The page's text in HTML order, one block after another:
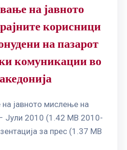
на јавното
корисници
на пазарот
комуникации во
јавното мислење на
Јули 2010 (1.42 MB 2010-
за прес (1.37 MB